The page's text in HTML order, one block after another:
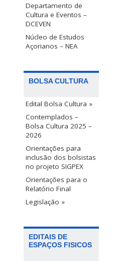
Departamento de
Cultura e Eventos –
DCEVEN
Núcleo de Estudos
Açorianos – NEA
BOLSA CULTURA
Edital Bolsa Cultura »
Contemplados –
Bolsa Cultura 2025 –
2026
Orientações para
inclusão dos bolsistas
no projeto SIGPEX
Orientações para o
Relatório Final
Legislação »
EDITAIS DE
ESPAÇOS FISICOS